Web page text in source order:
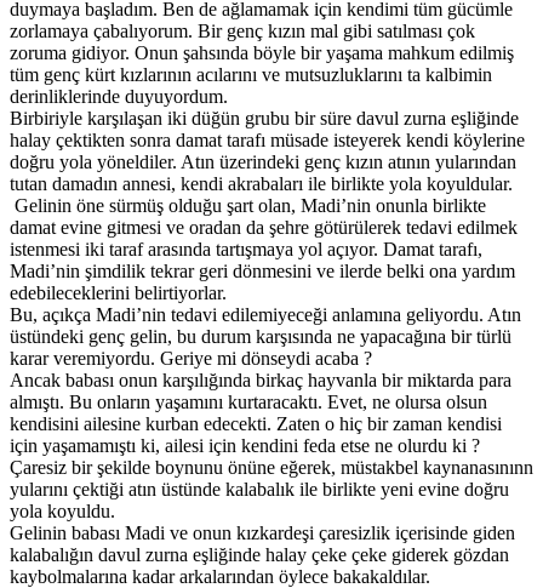
duymaya başladım. Ben de ağlamamak için kendimi tüm gücümle
zorlamaya çabalıyorum. Bir genç kızın mal gibi satılması çok
zoruma gidiyor. Onun şahsında böyle bir yaşama mahkum edilmiş
tüm genç kürt kızlarının acılarını ve mutsuzluklarını ta kalbimin
derinliklerinde duyuyordum.
Birbiriyle karşılaşan iki düğün grubu bir süre davul zurna eşliğinde
halay çektikten sonra damat tarafı müsade isteyerek kendi köylerine
doğru yola yöneldiler. Atın üzerindeki genç kızın atının yularından
tutan damadın annesi, kendi akrabaları ile birlikte yola koyuldular.
Gelinin öne sürmüş olduğu şart olan, Madi’nin onunla birlikte
damat evine gitmesi ve oradan da şehre götürülerek tedavi edilmek
istenmesi iki taraf arasında tartışmaya yol açıyor. Damat tarafı,
Madi’nin şimdilik tekrar geri dönmesini ve ilerde belki ona yardım
edebileceklerini belirtiyorlar.
Bu, açıkça Madi’nin tedavi edilemiyeceği anlamına geliyordu. Atın
üstündeki genç gelin, bu durum karşısında ne yapacağına bir türlü
karar veremiyordu. Geriye mi dönseydi acaba ?
Ancak babası onun karşılığında birkaç hayvanla bir miktarda para
almıştı. Bu onların yaşamını kurtaracaktı. Evet, ne olursa olsun
kendisini ailesine kurban edecekti. Zaten o hiç bir zaman kendisi
için yaşamamıştı ki, ailesi için kendini feda etse ne olurdu ki ?
Çaresiz bir şekilde boynunu önüne eğerek, müstakbel kaynanasınınn
yularını çektiği atın üstünde kalabalık ile birlikte yeni evine doğru
yola koyuldu.
Gelinin babası Madi ve onun kızkardeşi çaresizlik içerisinde giden
kalabalığın davul zurna eşliğinde halay çeke çeke giderek gözdan
kaybolmalarına kadar arkalarından öylece bakakaldılar.